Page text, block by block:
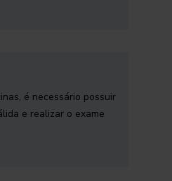
é necessário possuir
e realizar o exame